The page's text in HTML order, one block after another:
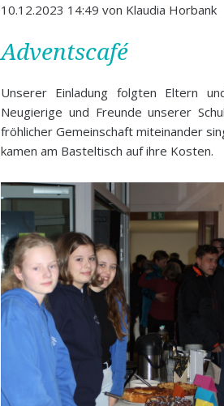
10.12.2023 14:49 von Klaudia Horbank
Adventscafé
Unserer Einladung folgten Eltern
Neugierige und Freunde unserer
fröhlicher Gemeinschaft miteinander
kamen am Basteltisch auf ihre Kosten.